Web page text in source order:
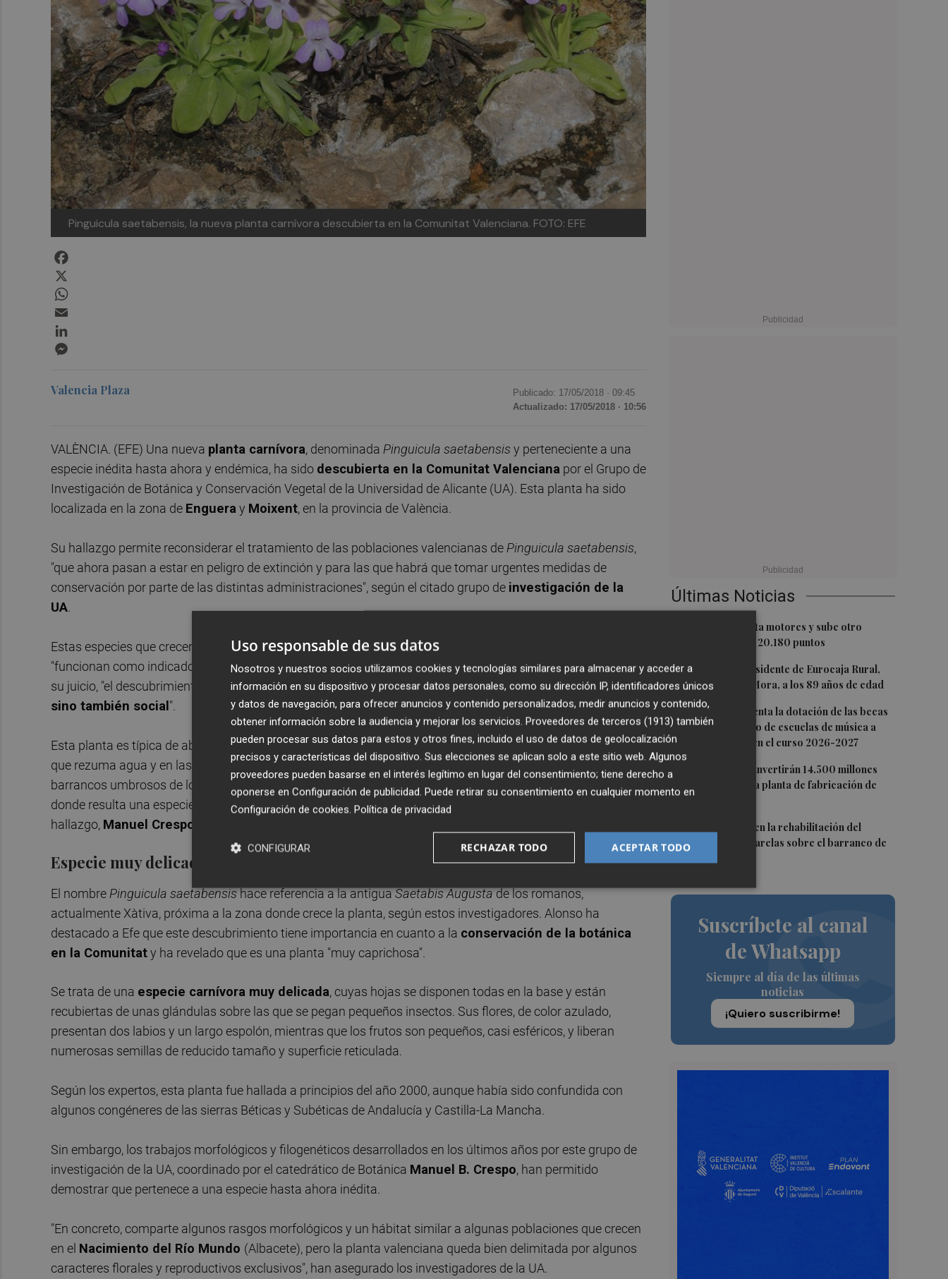
Pinguicula saetabensis, la nueva planta carnívora descubierta en la Comunitat Valenciana. FOTO: EFE
Últimas Noticias
El Ibex 35 aprieta motores y sube otro
0,62%, hasta los 20.180 puntos
2Fallece el expresidente de Eurocaja Rural,
Andrés Gómez Mora, a los 89 años de edad
3CaixaBank aumenta la dotación de las becas
para el alumnado de escuelas de música a
275.000 euros en el curso 2026-2027
4
Tesla y SpaceX invertirán 14.500 millones
para construir la planta de fabricación de
chips Terafab
5 L'Eliana avanza en la rehabilitación del
puente y las pasarelas sobre el barranco de
Suscríbete al canal
de Whatsapp
Siempre al día de las últimas
noticias
¡Quiero suscribirme!
Valencia Plaza Publicado: 17/05/2018 · 09:45
Actualizado: 17/05/2018 · 10:56
VALÈNCIA. (EFE) Una nueva planta carnívora, denominada Pinguicula saetabensisy perteneciente a una
especie inédita hasta ahora y endémica, ha sido descubierta en la Comunitat Valenciana por el Grupo de
Investigación de Botánica y Conservación Vegetal de la Universidad de Alicante (UA). Esta planta ha sido
localizada en la zona de Enguera y Moixent, en la provincia de València.
Su hallazgo permite reconsiderar el tratamiento de las poblaciones valencianas de Pinguicula saetabensis,
"que ahora pasan a estar en peligro de extinción y para las que habrá que tomar urgentes medidas de
conservación por parte de las distintas administraciones", según el citado grupo de investigación de la
UA.
Estas especies que crecen en ambientes de gran fragilidad ambiental
"funcionan como indicadoras de la calidad ambiental de los ecosistemas", han explicado estos científicos. A
su juicio, "el descubrimiento de una nueva especie es unhito de gran trascendencia no solo científica,
sino también social".
Esta planta es típica de abrigos, taludes y paredes rocosas de naturaleza calcárea, donde hay grietas por las
que rezuma agua y en las que se deposita carbonato cálcico (tobas). "Solo se conocen unos pocos
barrancos umbrosos de los alrededores de Enguera y Moixent, en el centro sur de la provincia de Valencia,
donde resulta una especie endémica muy localizada", han dicho los profesores de la UA y autores del
hallazgo, Manuel Crespo, Mario Martínez-Azorín y María Ángeles Alonso
Especie muy delicada
El nombre Pinguicula saetabensishace referencia a la antiguaSaetabis Augustade los romanos,
actualmente Xàtiva, próxima a la zona donde crece la planta, según estos investigadores. Alonso ha
destacado a Efe que este descubrimiento tiene importancia en cuanto a la conservación de la botánica
en la Comunitaty ha revelado que es una planta "muy caprichosa".
Se trata de una especie carnívora muy delicada, cuyas hojas se disponen todas en la base y están
recubiertas de unas glándulas sobre las que se pegan pequeños insectos. Sus flores, de color azulado,
presentan dos labios y un largo espolón, mientras que los frutos son pequeños, casi esféricos, y liberan
numerosas semillas de reducido tamaño y superficie reticulada.
Según los expertos, esta planta fue hallada a principios del año 2000, aunque había sido confundida con
algunos congéneres de las sierras Béticas y Subéticas de Andalucía y Castilla-La Mancha.
Sin embargo, los trabajos morfológicos y filogenéticos desarrollados en los últimos años por este grupo de
investigación de la UA, coordinado por el catedrático de Botánica Manuel B. Crespo, han permitido
demostrar que pertenece a una especie hasta ahora inédita.
"En concreto, comparte algunos rasgos morfológicos y un hábitat similar a algunas poblaciones que crecen
en el Nacimiento del Río Mundo (Albacete), pero la planta valenciana queda bien delimitada por algunos
caracteres florales y reproductivos exclusivos", han asegurado los investigadores de la UA.
Uso responsable de sus datos
Nosotros y nuestros socios utilizamos cookies y tecnologías similares para almacenar y acceder a
información en su dispositivo y procesar datos personales, como su dirección IP, identificadores únicos
y datos de navegación, para ofrecer anuncios y contenido personalizados, medir anuncios y contenido,
obtener información sobre la audiencia y mejorar los servicios. Proveedores de terceros (1913) también
pueden procesar sus datos para estos y otros fines, incluido el uso de datos de geolocalización
precisos y características del dispositivo. Sus elecciones se aplican solo a este sitio web. Algunos
proveedores pueden basarse en el interés legítimo en lugar del consentimiento; tiene derecho a
oponerse en Configuración de publicidad. Puede retirar su consentimiento en cualquier momento en
Configuración de cookies. Política de privacidad
ACEPTAR TODO
RECHAZAR TODO
CONFIGURAR